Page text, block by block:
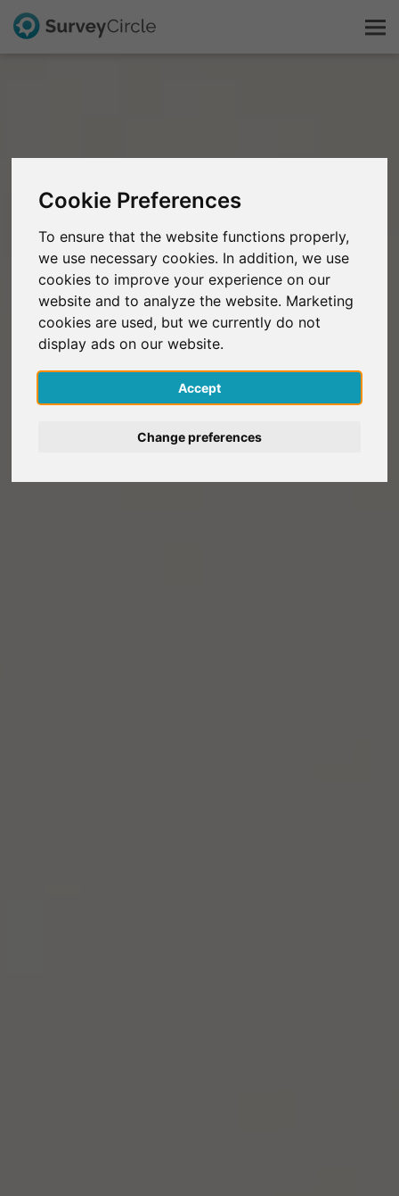
Cookie Preferences
To ensure that the website functions properly,
we use necessary cookies. In addition, we use
cookies to improve your experience on our
website and to analyze the website. Marketing
cookies are used, but we currently do not
display ads on our website.
Accept
Change preferences
Explorer la recherche
FAQ
S'inscrire gratuitement
S'inscrire
English
Deutsch
Nederlands